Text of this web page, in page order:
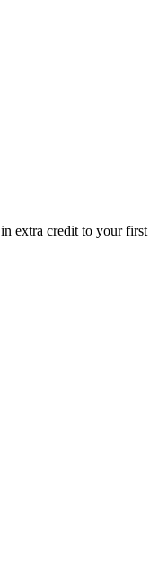
extra credit to your first